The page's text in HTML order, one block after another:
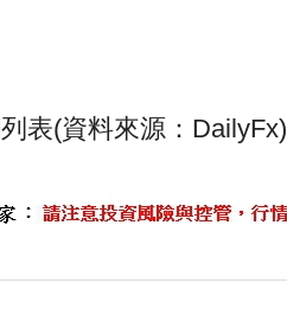
表(資料來源：DailyFx)